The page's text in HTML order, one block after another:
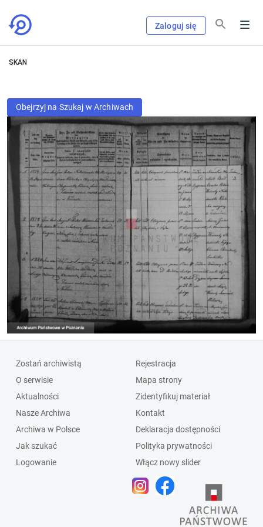
Zaloguj się
SKAN
Obejrzyj na Szukaj w Archiwach
Zostań archiwistą
O serwisie
Aktualności
Nasze Archiwa
Archiwa w Polsce
Jak szukać
Logowanie
Rejestracja
Mapa strony
Zidentyfikuj materiał
Kontakt
Deklaracja dostępności
Polityka prywatności
Włącz nowy slider